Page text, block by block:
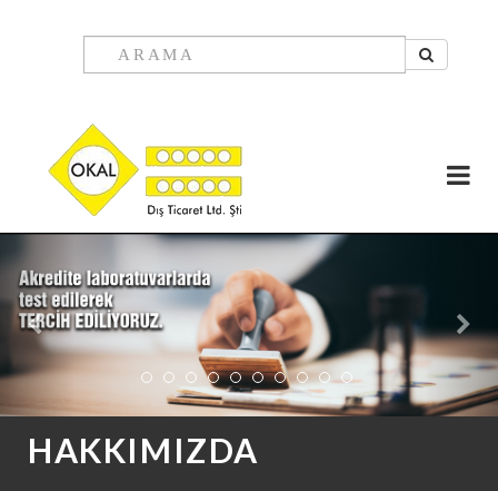
HAKKIMIZDA